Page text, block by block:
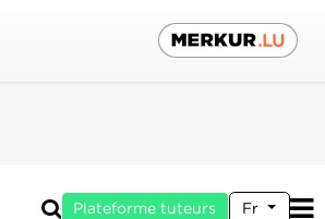
Plateforme tuteurs Fr